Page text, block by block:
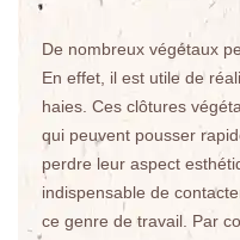
De nombreux végétaux
En effet, il est utile de
haies. Ces clôtures
qui peuvent pousser
perdre leur aspect
indispensable de
ce genre de travail. Par